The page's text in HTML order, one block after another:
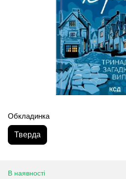
Обкладинка
Тверда
В наявності